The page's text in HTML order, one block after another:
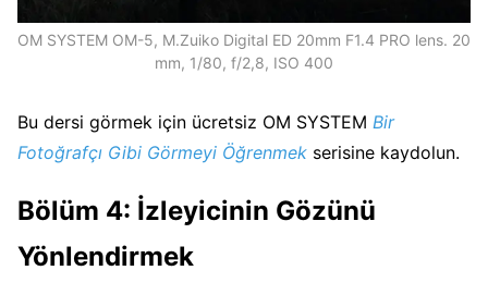
OM SYSTEM OM-5, M.Zuiko Digital ED 20mm F1.4 PRO lens. 20
mm, 1/80, f/2,8, ISO 400
Bu dersi görmek için ücretsiz OM SYSTEM Bir
Fotoğrafçı Gibi Görmeyi Öğrenmek serisine kaydolun.
Bölüm 4: İzleyicinin Gözünü
Yönlendirmek